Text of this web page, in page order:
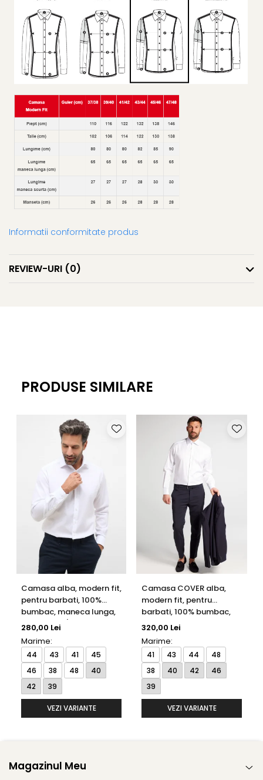
Informatii conformitate produs
REVIEW-URI (0)
PRODUSE SIMILARE
Camasa alba, modern fit,
pentru barbati, 100%
bumbac, maneca lunga,
model 1100/00 X18K
Eterna
280,00 Lei
Marime:
44 43 41
45
46
38 48
40
42
39
VEZI VARIANTE
Camasa COVER alba,
modern fit, pentru
barbati, 100% bumbac,
maneca lunga, model
8817/00 X18K Eterna
320,00 Lei
Marime:
41 43 44
48
38
40 42
46
39
VEZI VARIANTE
Magazinul Meu